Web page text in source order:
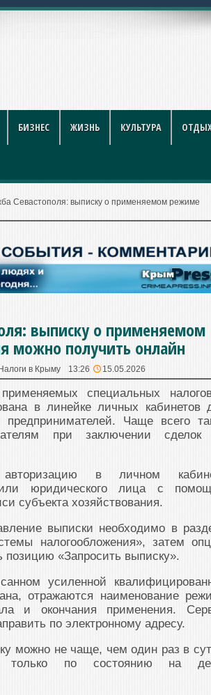
БИЗНЕС ЖИЗНЬ КУЛЬТУРА
Севастополя: выписку о применяемом режиме
выписку о применяемом
можно получить онлайн
Налоги в Крыму 13:26 15.05.2026
специальных
в линейке личных кабинетов
Чаще всего
при заключении сделок
авторизацию в личном
или юридического лица с
субъекта хозяйствования.
выписки необходимо в
налогообложения», затем
«Запросить выписку».
усиленной
отражаются наименование
и окончания применения.
по электронному адресу.
можно не чаще, чем один раз в
только по состоянию на